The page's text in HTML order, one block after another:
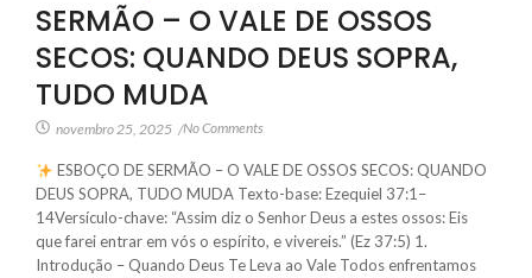
SERMÃO – O VALE DE OSSOS
SECOS: QUANDO DEUS SOPRA,
TUDO MUDA
novembro 25, 2025 /No Comments
ESBOÇO DE SERMÃO – O VALE DE OSSOS SECOS: QUANDO
DEUS SOPRA, TUDO MUDA Texto-base: Ezequiel 37:1–
14Versículo-chave: “Assim diz o Senhor Deus a estes ossos: Eis
que farei entrar em vós o espírito, e vivereis.” (Ez 37:5) 1.
Introdução – Quando Deus Te Leva ao Vale Todos enfrentamos